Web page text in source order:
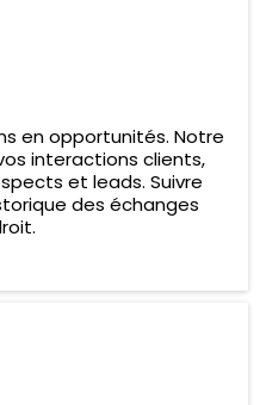
en opportunités. Notre
interactions clients,
et leads. Suivre
des échanges